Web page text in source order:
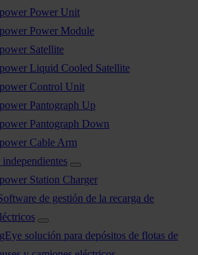
Power Unit
Power Module
Satellite
Liquid Cooled Satellite
Control Unit
Pantograph Up
Pantograph Down
Cable Arm
independientes
Station Charger
de gestión de la recarga de
solución para depósitos de flotas de